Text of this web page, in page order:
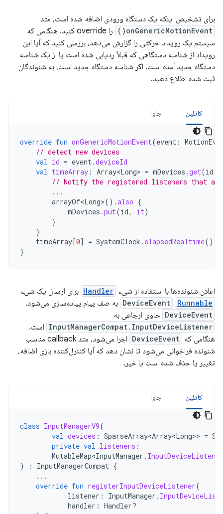
برای تشخیص اینکه یک دستگاه ورودی اضافه شده است، متد
onGenericMotionEvent()
را override کنید. هنگامی که
سیستم یک رویداد حرکتی را گزارش می‌دهد، بررسی کنید که آیا این
رویداد از شناسه دستگاهی که قبلاً ردیابی شده است یا از یک شناسه
دستگاه جدید آمده است. اگر شناسه دستگاه جدید است، به شنوندگان
ثبت شده اطلاع دهید.
کاتلین جاوا
override fun onGenericMotionEvent(event :
// detect new devices
val id = event.deviceId
val timeArray : Array<Long> = mDevices .get(id
// Notify the registered listeners that a
...
arrayOf<Long>().also {
mDevices .put(id, it)
}
}
timeArray[0] = SystemClock . elapsedRealtime()
}
اعلان شنونده‌ها با استفاده از شیء Handler برای ارسال یک شیء
DeviceEvent Runnable به صف پیام پیاده‌سازی می‌شود.
DeviceEvent حاوی ارجاعی به
InputManagerCompat.InputDeviceListener است.
هنگامی که DeviceEvent
اجرا می‌شود، متد callback مناسب
شنونده فراخوانی می‌شود تا نشان دهد که آیا کنترل‌کننده بازی اضافه،
تغییر یا حذف شده است یا خیر.
کاتلین جاوا
class InputManagerV9(
val devices : SparseArray<Array<Long>> =
private val listeners :
MutableMap<InputManager . InputDeviceListener
)
: InputManagerCompat {
...
override fun registerInputDeviceListener(
listener : InputManager .
handler : Handler?